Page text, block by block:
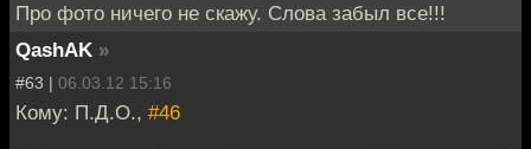
Про фото ничего не скажу. Слова забыл все!!!
QashAK »
#63 | 06.03.12 15:16
Кому: П.Д.О., #46